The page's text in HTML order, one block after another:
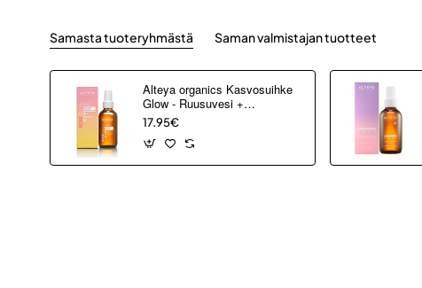
Samasta tuoteryhmästä Saman valmistajan tuotteet
Alteya organics Kasvosuihke
Glow - Ruusuvesi +
Kollageenipeptidi 120ml
17.95€